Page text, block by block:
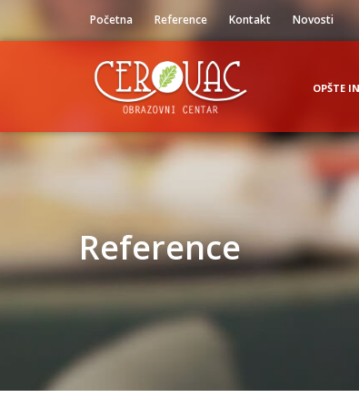
Početna Reference Kontakt Novosti
OPŠTE
Reference